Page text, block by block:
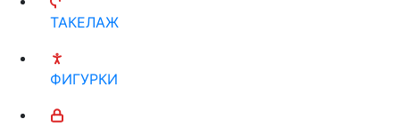
ТАКЕЛАЖ
ФИГУРКИ